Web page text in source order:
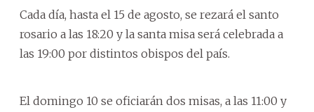
Cada día, hasta el 15 de agosto, se rezará el santo
rosario a las 18:20 y la santa misa será celebrada a
las 19:00 por distintos obispos del país.
El domingo 10 se oficiarán dos misas, a las 11:00 y